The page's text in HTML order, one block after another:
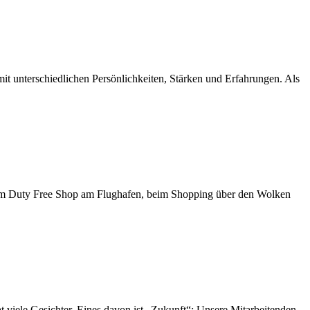
unterschiedlichen Persönlichkeiten, Stärken und Erfahrungen. Als
Duty Free Shop am Flughafen, beim Shopping über den Wolken